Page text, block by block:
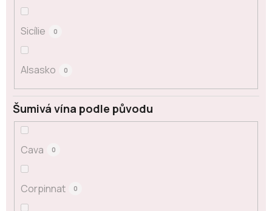
Sicílie 0
Alsasko 0
Šumivá vína podle původu
Cava 0
Corpinnat 0